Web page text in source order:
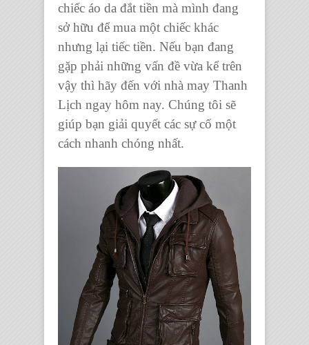
chiếc áo da đắt tiền mà mình đang
sở hữu để mua một chiếc khác
nhưng lại tiếc tiền. Nếu bạn đang
gặp phải những vấn đề vừa kể trên
vậy thì hãy đến với nhà may Thanh
Lịch ngay hôm nay. Chúng tôi sẽ
giúp bạn giải quyết các sự cố một
cách nhanh chóng nhất.